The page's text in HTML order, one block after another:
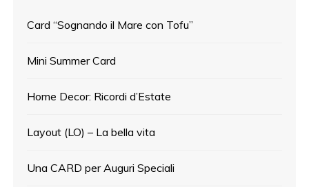
Card “Sognando il Mare con Tofu”
Mini Summer Card
Home Decor: Ricordi d’Estate
Layout (LO) – La bella vita
Una CARD per Auguri Speciali